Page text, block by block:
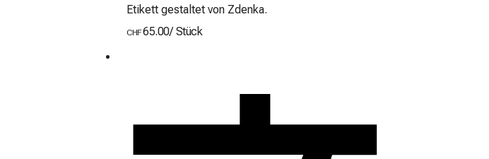
Etikett gestaltet von Zdenka.
CHF65.00/ Stück